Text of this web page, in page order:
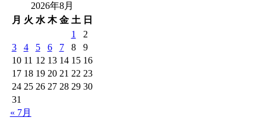
2026年8月
月 火 水 木 金 土 日
1
2
3
4 5 6 7 8
9
10 11 12 13 14 15 16
17 18 19 20 21 22 23
24 25 26 27 28 29 30
31
« 7月